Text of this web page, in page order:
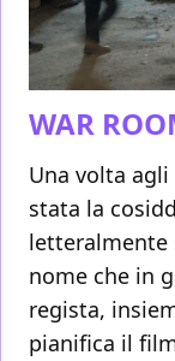
WAR
Una volta
stata la
letteralmente
nome che in
regista,
pianifica il